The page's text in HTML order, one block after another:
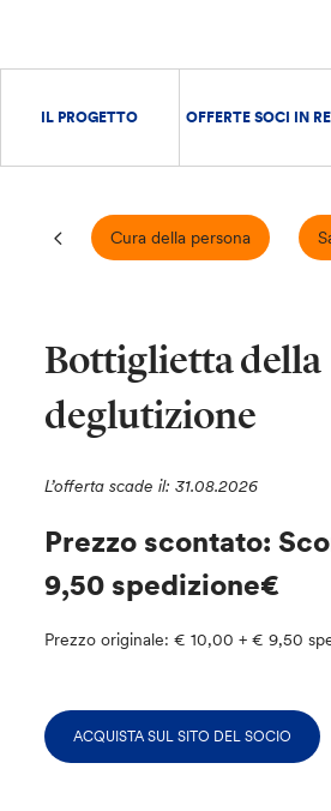
IL PROGETTO OFFERTE SOCI IN
Cura della persona
Bottiglietta della
deglutizione
L’offerta scade il: 31.08.2026
Prezzo scontato:
9,50 spedizione€
Prezzo originale: € 10,00 + € 9,50
ACQUISTA SUL SITO DEL SOCIO